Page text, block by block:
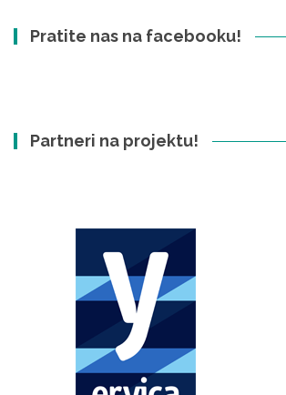
Pratite nas na facebooku!
Partneri na projektu!